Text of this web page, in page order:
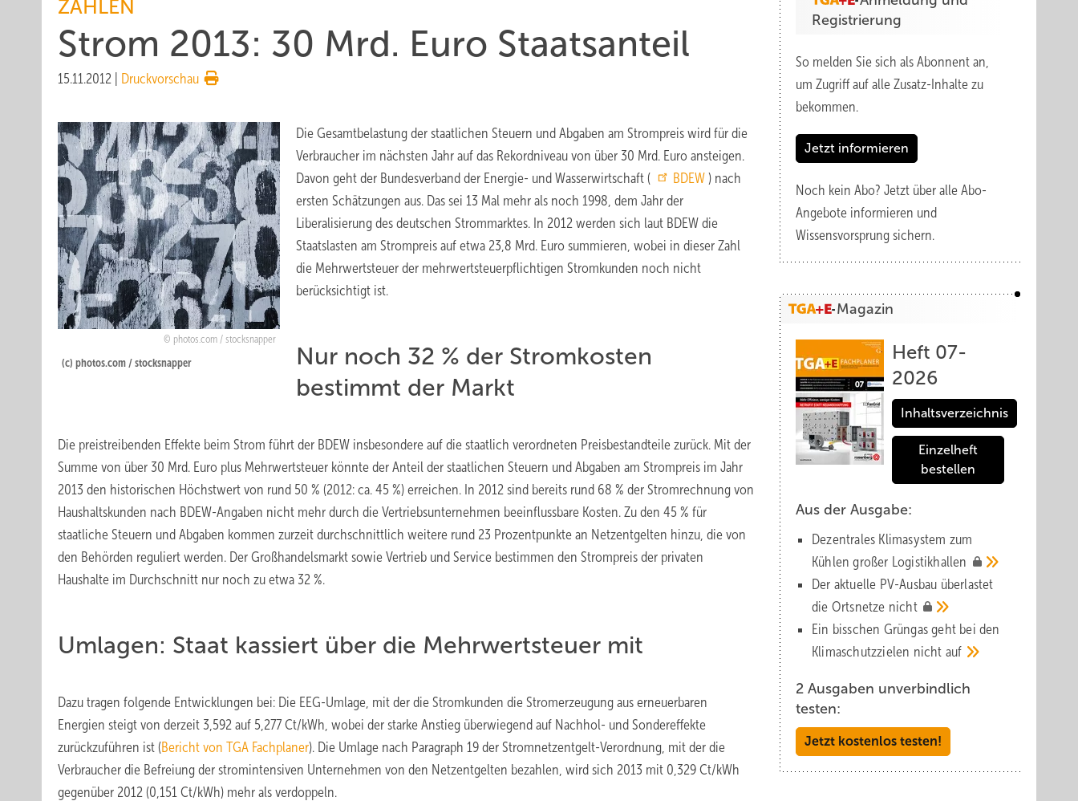
ZAHLEN
Strom 2013: 30 Mrd. Euro Staatsanteil
15.11.2012 Druckvorschau
photos.com / stocksnapper
(c) photos.com / stocksnapper
Die Gesamtbelastung der staatlichen Steuern und Abgaben am Strompreis wird für die
Verbraucher im nächsten Jahr auf das Rekordniveau von über 30 Mrd. Euro ansteigen.
Davon geht der Bundesverband der Energie- und Wasserwirtschaft (
BDEW) nach
ersten Schätzungen aus. Das sei 13 Mal mehr als noch 1998, dem Jahr der
Liberalisierung des deutschen Strommarktes. In 2012 werden sich laut BDEW die
Staatslasten am Strompreis auf etwa 23,8 Mrd. Euro summieren, wobei in dieser Zahl
die Mehrwertsteuer der mehrwertsteuerpflichtigen Stromkunden noch nicht
berücksichtigt ist.
Nur noch 32 % der Stromkosten
bestimmt der Markt
Die preistreibenden Effekte beim Strom führt der BDEW insbesondere auf die staatlich verordneten Preisbestandteile zurück. Mit der
Summe von über 30 Mrd. Euro plus Mehrwertsteuer könnte der Anteil der staatlichen Steuern und Abgaben am Strompreis im Jahr
2013 den historischen Höchstwert von rund 50 % (2012: ca. 45 %) erreichen. In 2012 sind bereits rund 68 % der Stromrechnung von
Haushaltskunden nach BDEW-Angaben nicht mehr durch die Vertriebsunternehmen beeinflussbare Kosten. Zu den 45 % für
staatliche Steuern und Abgaben kommen zurzeit durchschnittlich weitere rund 23 Prozentpunkte an Netzentgelten hinzu, die von
den Behörden reguliert werden. Der Großhandelsmarkt sowie Vertrieb und Service bestimmen den Strompreis der privaten
Haushalte im Durchschnitt nur noch zu etwa 32 %.
Umlagen: Staat kassiert über die Mehrwertsteuer mit
Dazu tragen folgende Entwicklungen bei: Die EEG-Umlage, mit der die Stromkunden die Stromerzeugung aus erneuerbaren
Energien steigt von derzeit 3,592 auf 5,277 Ct/kWh, wobei der starke Anstieg überwiegend auf Nachhol- und Sondereffekte
zurückzuführen ist (Bericht von TGA Fachplaner). Die Umlage nach Paragraph 19 der Stromnetzentgelt-Verordnung, mit der die
Verbraucher die Befreiung der stromintensiven Unternehmen von den Netzentgelten bezahlen, wird sich 2013 mit 0,329 Ct/kWh
gegenüber 2012 (0,151 Ct/kWh) mehr als verdoppeln.
Registrierung
So melden Sie sich als Abonnent an,
um Zugriff auf alle Zusatz-Inhalte zu
bekommen.
Jetzt informieren
Noch kein Abo? Jetzt über alle Abo-
Angebote informieren und
Wissensvorsprung sichern.
Magazin
Heft 07-
2026
Inhaltsverzeichnis
Einzelheft
bestellen
Aus der Ausgabe:
Dezentrales Klimasystem zum
Kühlen großer Logistik­hallen
Der aktuelle PV-Ausbau über­lastet
die Orts­netze nicht
Ein bisschen Grüngas geht bei den
Klima­schutz­zielen nicht auf
2 Ausgaben unverbindlich
testen:
Jetzt kostenlos testen!